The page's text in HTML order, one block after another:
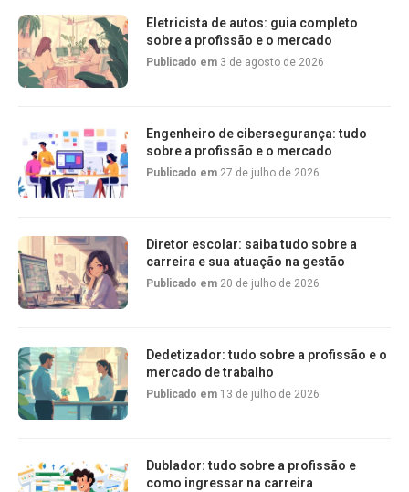
Eletricista de autos: guia completo
sobre a profissão e o mercado
Publicado em 3 de agosto de 2026
Engenheiro de cibersegurança: tudo
sobre a profissão e o mercado
Publicado em 27 de julho de 2026
Diretor escolar: saiba tudo sobre a
carreira e sua atuação na gestão
Publicado em 20 de julho de 2026
Dedetizador: tudo sobre a profissão e o
mercado de trabalho
Publicado em 13 de julho de 2026
Dublador: tudo sobre a profissão e
como ingressar na carreira